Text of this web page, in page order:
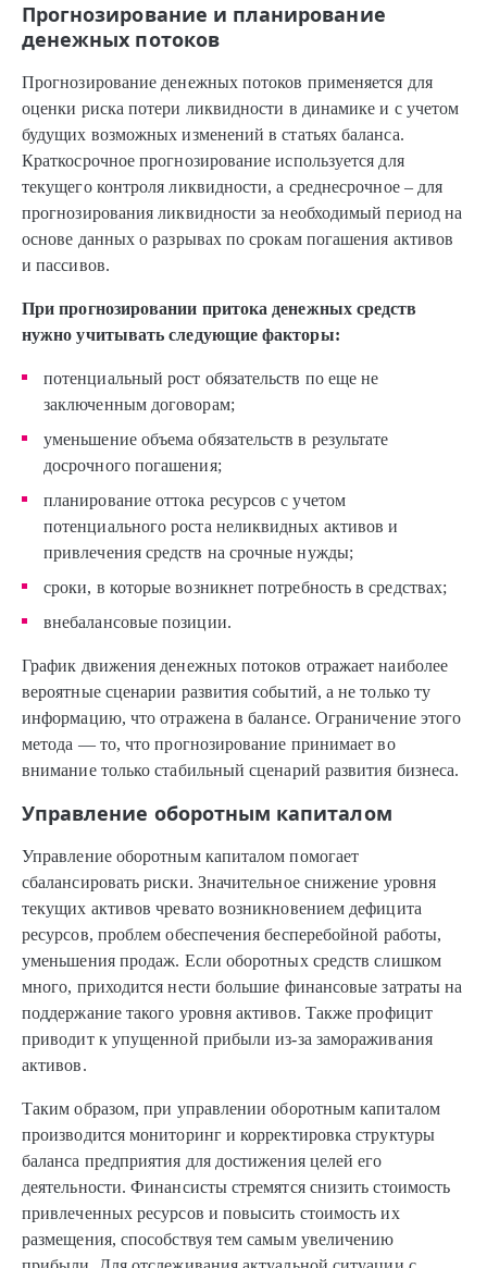
Прогнозирование и планирование
денежных потоков
Прогнозирование денежных потоков применяется для
оценки риска потери ликвидности в динамике и с учетом
будущих возможных изменений в статьях баланса.
Краткосрочное прогнозирование используется для
текущего контроля ликвидности, а среднесрочное – для
прогнозирования ликвидности за необходимый период на
основе данных о разрывах по срокам погашения активов
и пассивов.
При прогнозировании притока денежных средств
нужно учитывать следующие факторы:
потенциальный рост обязательств по еще не
заключенным договорам;
уменьшение объема обязательств в результате
досрочного погашения;
планирование оттока ресурсов с учетом
потенциального роста неликвидных активов и
привлечения средств на срочные нужды;
сроки, в которые возникнет потребность в средствах;
внебалансовые позиции.
График движения денежных потоков отражает наиболее
вероятные сценарии развития событий, а не только ту
информацию, что отражена в балансе. Ограничение этого
метода — то, что прогнозирование принимает во
внимание только стабильный сценарий развития бизнеса.
Управление оборотным капиталом
Управление оборотным капиталом помогает
сбалансировать риски. Значительное снижение уровня
текущих активов чревато возникновением дефицита
ресурсов, проблем обеспечения бесперебойной работы,
уменьшения продаж. Если оборотных средств слишком
много, приходится нести большие финансовые затраты на
поддержание такого уровня активов. Также профицит
приводит к упущенной прибыли из-за замораживания
активов.
Таким образом, при управлении оборотным капиталом
производится мониторинг и корректировка структуры
баланса предприятия для достижения целей его
деятельности. Финансисты стремятся снизить стоимость
привлеченных ресурсов и повысить стоимость их
размещения, способствуя тем самым увеличению